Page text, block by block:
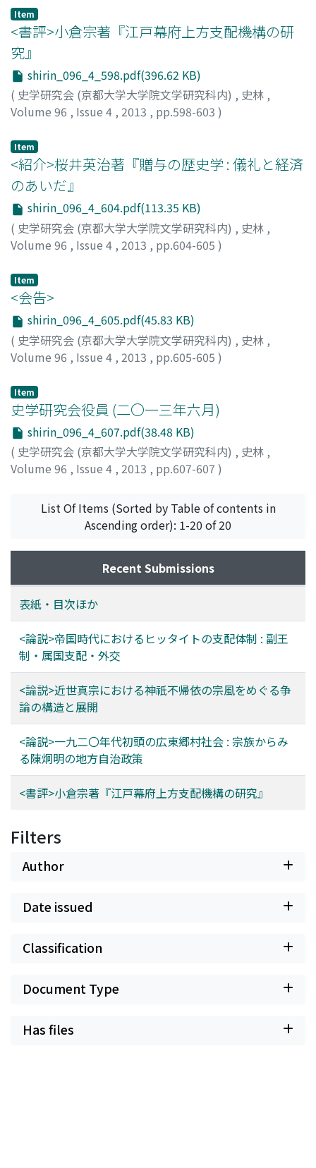
いても、宗族を単位とする自治団体の設立が見られた。こ
うした宗族の自治への関心は、陳炯明による地方自治政策
の一つである県議会議員選挙でも看取できた。一方、郷村
社会では、新文化運動の影響を受けた若年者が、郷村自治
を実施するために伝統的な宗族形態の改革を主張し、伝統
的宗族の中で社会的地位を維持しようとする老成者と対立
した。この世代間の自治をめぐる意見の相違に対して、陳
て、宗族という枠組みを維持しつつ、老成者の郷村あるい
は宗族内における影響力を抑え、若年者の自治論を支持す
る立場に立った。
Item
<書評>小倉宗著『江戸幕府上方支配機構の研
究』
shirin_096_4_598.pdf(396.62 KB)
( 史学研究会 (京都大学大学院文学研究科内) , 史林 ,
Volume 96 , Issue 4 , 2013 , pp.598-603 )
Item
<紹介>桜井英治著『贈与の歴史学 : 儀礼と経済
のあいだ』
shirin_096_4_604.pdf(113.35 KB)
( 史学研究会 (京都大学大学院文学研究科内) , 史林 ,
Volume 96 , Issue 4 , 2013 , pp.604-605 )
Item
<会告>
shirin_096_4_605.pdf(45.83 KB)
( 史学研究会 (京都大学大学院文学研究科内) , 史林 ,
Volume 96 , Issue 4 , 2013 , pp.605-605 )
Item
史学研究会役員 (二〇一三年六月)
shirin_096_4_607.pdf(38.48 KB)
( 史学研究会 (京都大学大学院文学研究科内) , 史林 ,
Volume 96 , Issue 4 , 2013 , pp.607-607 )
List Of Items (Sorted by Table of contents in
Ascending order): 1-20 of 20
Recent Submissions
表紙・目次ほか
<論説>帝国時代におけるヒッタイトの支配体制 : 副王
制・属国支配・外交
<論説>近世真宗における神祇不帰依の宗風をめぐる争
論の構造と展開
<論説>一九二〇年代初頭の広東郷村社会 : 宗族からみ
る陳炯明の地方自治政策
<書評>小倉宗著『江戸幕府上方支配機構の研究』
Filters
Author
Date issued
Classification
Document Type
Has files